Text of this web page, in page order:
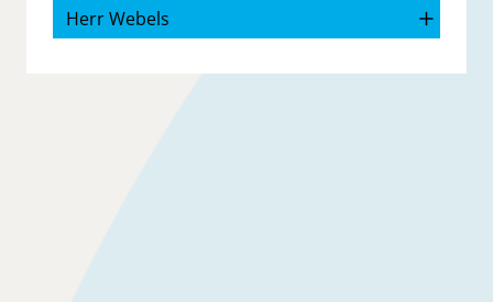
Herr Webels